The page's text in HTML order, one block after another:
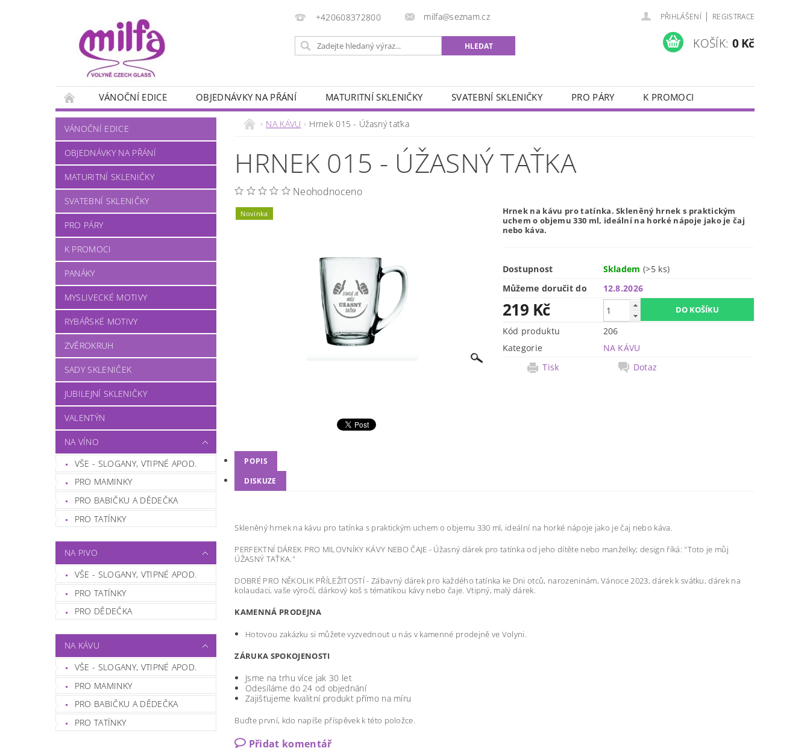
+420608372800 milfa@seznam.cz PŘIHLÁŠENÍ | REGISTRACE
KOŠÍK: 0 Kč
VÁNOČNÍ EDICE OBJEDNÁVKY NA PŘÁNÍ MATURITNÍ SKLENIČKY SVATEBNÍ SKLENIČKY PRO PÁRY
K PROMOCI
PANÁKY
MYSLIVECKÉ MOTIVY RYBÁŘSKÉ MOTIVY ZVĚROKRUH
NA VÍNO
NA PIVO NA KÁVU
VÁNOČNÍ EDICE
OBJEDNÁVKY NA PŘÁNÍ
MATURITNÍ SKLENIČKY
SVATEBNÍ SKLENIČKY
PRO PÁRY
K PROMOCI
PANÁKY
MYSLIVECKÉ MOTIVY
RYBÁŘSKÉ MOTIVY
ZVĚROKRUH
SADY SKLENIČEK
JUBILEJNÍ SKLENIČKY
VALENTÝN
NA VÍNO
VŠE - SLOGANY, VTIPNÉ APOD.
PRO MAMINKY
PRO BABIČKU A DĚDEČKA
PRO TATÍNKY
NA PIVO
VŠE - SLOGANY, VTIPNÉ APOD.
PRO TATÍNKY
PRO DĚDEČKA
NA KÁVU
VŠE - SLOGANY, VTIPNÉ APOD.
PRO MAMINKY
PRO BABIČKU A DĚDEČKA
PRO TATÍNKY
NA KÁVU Hrnek 015 - Úžasný taťka
HRNEK 015 - ÚŽASNÝ TAŤKA
Neohodnoceno
Novinka
Hrnek na kávu pro tatínka. Skleněný hrnek s praktickým
uchem o objemu 330 ml, ideální na horké nápoje jako je čaj
nebo káva.
Dostupnost Skladem(>5 ks)
Můžeme doručit do
12.8.2026
219 Kč
Kód produktu
206
Kategorie
NA KÁVU
Tisk
Dotaz
POPIS
DISKUZE
Skleněný hrnek na kávu pro tatínka s praktickým uchem o objemu 330 ml, ideální na horké nápoje jako je čaj nebo káva.
PERFEKTNÍ DÁREK PRO MILOVNÍKY KÁVY NEBO ČAJE - Úžasný dárek pro tatínka od jeho dítěte nebo manželky; design říká: "Toto je můj
ÚŽASNÝ TAŤKA."
DOBRÉ PRO NĚKOLIK PŘÍLEŽITOSTÍ - Zábavný dárek pro každého tatínka ke Dni otců, narozeninám, Vánoce 2023, dárek k svátku, dárek na
kolaudaci, vaše výročí, dárkový koš s tématikou kávy nebo čaje. Vtipný, malý dárek.
KAMENNÁ PRODEJNA
Hotovou zakázku si můžete vyzvednout u nás v kamenné prodejně ve Volyni.
ZÁRUKA SPOKOJENOSTI
Jsme na trhu více jak 30 let
Odesíláme do 24 od objednání
Zajišťujeme kvalitní produkt přímo na míru
Buďte první, kdo napíše příspěvek k této položce.
Přidat komentář